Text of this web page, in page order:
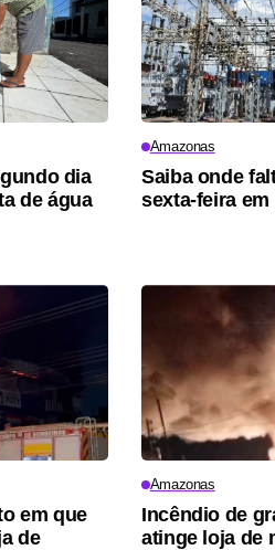
dia
de água
Amazonas
Saiba onde
sexta-feira em
em que
de
Amazonas
Incêndio de
atinge loja de